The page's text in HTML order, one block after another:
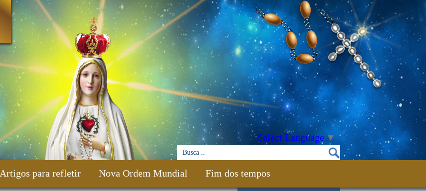
Select Language ▼
Artigos para refletir Nova Ordem Mundial Fim dos tempos